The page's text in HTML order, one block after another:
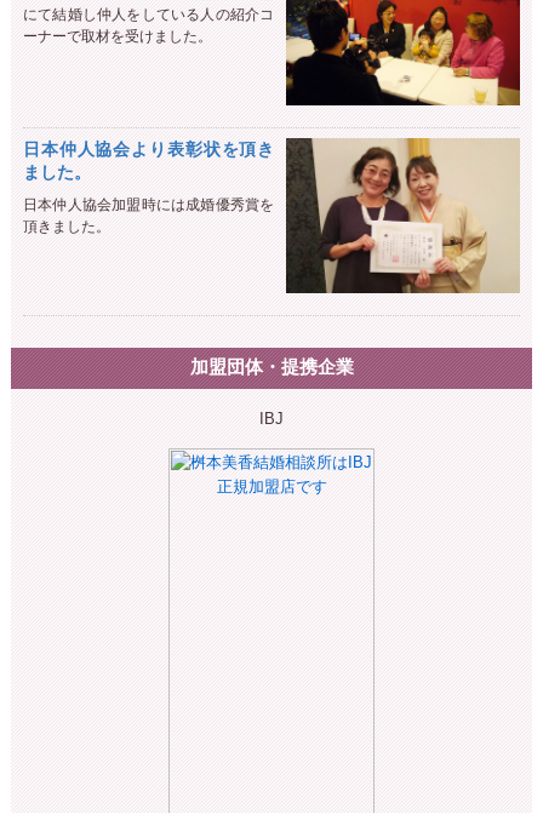
にて結婚し仲人をしている人の紹介コ
ーナーで取材を受けました。
日本仲人協会より表彰状を頂き
ました。
日本仲人協会加盟時には成婚優秀賞を
頂きました。
加盟団体・提携企業
IBJ